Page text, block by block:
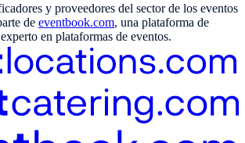
y proveedores del sector de los eventos
de eventbook.com, una plataforma de
en plataformas de eventos.